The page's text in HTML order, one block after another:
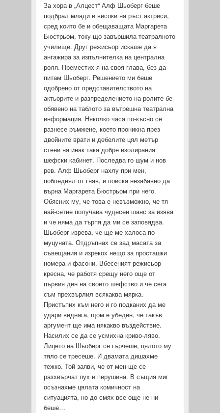
За хора в „Алцест“ Алф Шьоберг беше
подбрал млади и високи на ръст актриси,
сред които бе и обещаващата Маргарета
Бюстрьом, току-що завършила театралното
училище. Друг режисьор искаше да я
ангажира за изпълнителка на централна
роля. Преместих я на своя глава, без да
питам Шьоберг. Решението ми беше
одобрено от представителството на
актьорите и разпределението на ролите бе
обявено на таблото за вътрешна театрална
информация. Няколко часа по-късно се
разнесе ръмжене, което проникна през
двойните врати и дебелите цял метър
стени на инак така добре изолирания
шефски кабинет. Последва го шум и нов
рев. Алф Шьоберг нахлу при мен,
побледнял от гняв, и поиска незабавно да
върна Маргарета Бюстрьом при него.
Обясних му, че това е невъзможно, че тя
най-сетне получава чудесен шанс за изява
и че няма да търпя да ми се заповядва.
Шьоберг изрева, че ще ме халоса по
муцуната. Отдръпнах се зад масата за
съвещания и изрекох нещо за просташки
номера и фасони. Вбесеният режисьор
кресна, че работя срещу него още от
първия ден на своето шефство и че сега
съм прехвърлил всякаква мярка.
Пристъпих към него и го подканих да ме
удари веднага, щом е убеден, че такъв
аргумент ще има някакво въздействие.
Насилих се да се усмихна криво-ляво.
Лицето на Шьоберг се гърчеше, цялото му
тяло се тресеше. И двамата дишахме
тежко. Той заяви, че от мен ще се
разхвърчат пух и перушина. В същия миг
осъзнахме цялата комичност на
ситуацията, но до смях все още не ни
беше…